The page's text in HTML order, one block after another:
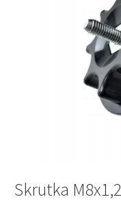
Skrutka